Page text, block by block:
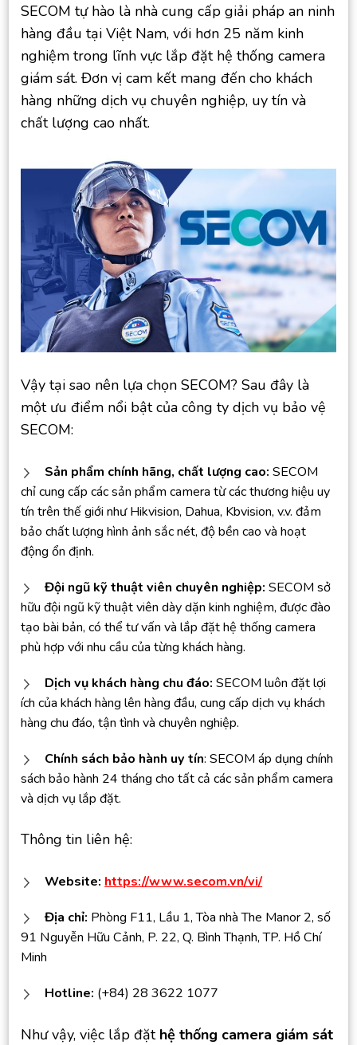
SECOM tự hào là nhà cung cấp giải pháp an ninh
hàng đầu tại Việt Nam, với hơn 25 năm kinh
nghiệm trong lĩnh vực lắp đặt hệ thống camera
giám sát. Đơn vị cam kết mang đến cho khách
hàng những dịch vụ chuyên nghiệp, uy tín và
chất lượng cao nhất.
Vậy tại sao nên lựa chọn SECOM? Sau đây là
một ưu điểm nổi bật của công ty dịch vụ bảo vệ
SECOM:
Sản phẩm chính hãng, chất lượng cao: SECOM
chỉ cung cấp các sản phẩm camera từ các thương hiệu uy
tín trên thế giới như Hikvision, Dahua, Kbvision, v.v. đảm
bảo chất lượng hình ảnh sắc nét, độ bền cao và hoạt
động ổn định.
Đội ngũ kỹ thuật viên chuyên nghiệp: SECOM sở
hữu đội ngũ kỹ thuật viên dày dặn kinh nghiệm, được đào
tạo bài bản, có thể tư vấn và lắp đặt hệ thống camera
phù hợp với nhu cầu của từng khách hàng.
Dịch vụ khách hàng chu đáo: SECOM luôn đặt lợi
ích của khách hàng lên hàng đầu, cung cấp dịch vụ khách
hàng chu đáo, tận tình và chuyên nghiệp.
Chính sách bảo hành uy tín: SECOM áp dụng chính
sách bảo hành 24 tháng cho tất cả các sản phẩm camera
và dịch vụ lắp đặt.
Thông tin liên hệ:
Website: https://www.secom.vn/vi/
Địa chỉ: Phòng F11, Lầu 1, Tòa nhà The Manor 2, số
91 Nguyễn Hữu Cảnh, P. 22, Q. Bình Thạnh, TP. Hồ Chí
Minh
Hotline: (+84) 28 3622 1077
Như vậy, việc lắp đặt hệ thống camera giám sát